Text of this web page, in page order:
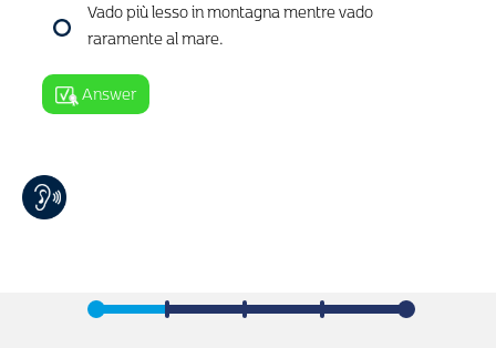
Vado più lesso in montagna mentre vado
raramente al mare.
Answer
Nel tempo libero faccio nuoto ma anche
calcio.